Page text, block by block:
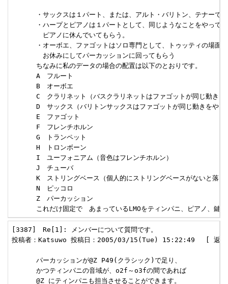
・サックスは１パート、または、アルト・バリトン、テナーで
・ハープとピアノは１パートとして、同じようなことをやって
      　ピアノに休んでいてもらう。
・オーボエ、ファゴットはソロ専門として、トゥッティの場面
      　お休みにしてパーカッションに回ってもらう
      ちなみに私のデータの場合の配置は以下のとおりです。
      A　フルート
      B　オーボエ
C　クラリネット（バスクラリネットはファゴットが同じ動きを
D　サックス（バリトンサックスはファゴットが同じ動きをやっ
      E　ファゴット
      F　フレンチホルン
      G　トランペット
      H　トロンボーン
      I　ユーフォニアム（音色はフレンチホルン）
      J　チューバ
K　ストリングベース（個人的にストリングベースがないと落ち
      N　ピッコロ
      Z　パーカッション
これだけ固定で　あまっているLMOをティンパニ、ピアノ、鍵
[3387]　Re[1]: メンバーについて質問です。
投稿者：Katsuwo 投稿日：2005/03/15(Tue) 15:22:49　 [ 返
      パーカッションが@Z P49(クラシック)で足り、
      かつティンパニの音域が、o2f～o3fの間であれば
      @Z にティンパニも担当させることができます。